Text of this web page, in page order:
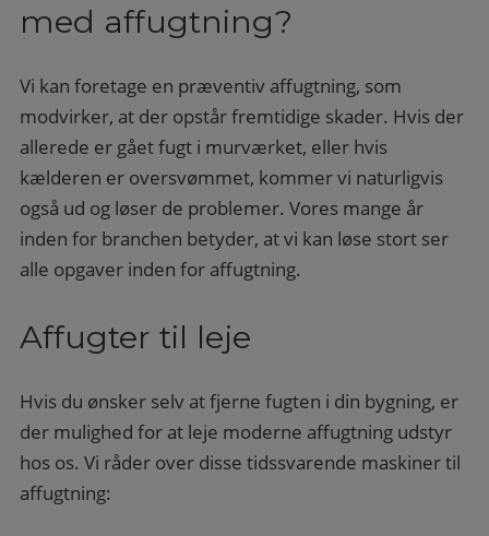
med affugtning?
Vi kan foretage en præventiv affugtning, som
modvirker, at der opstår fremtidige skader. Hvis der
allerede er gået fugt i murværket, eller hvis
kælderen er oversvømmet, kommer vi naturligvis
også ud og løser de problemer. Vores mange år
inden for branchen betyder, at vi kan løse stort ser
alle opgaver inden for affugtning.
Affugter til leje
Hvis du ønsker selv at fjerne fugten i din bygning, er
der mulighed for at leje moderne affugtning udstyr
hos os. Vi råder over disse tidssvarende maskiner til
affugtning: